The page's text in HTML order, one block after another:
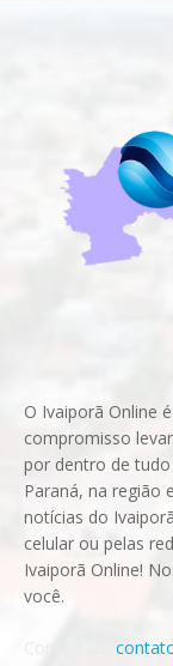
O Ivaiporã Online
compromisso
por dentro de
Paraná, na região
notícias do
celular ou pelas
Ivaiporã Online!
você.